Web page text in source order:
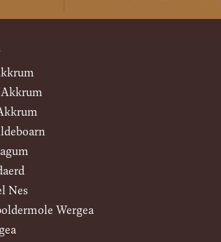
Nes
Wergea